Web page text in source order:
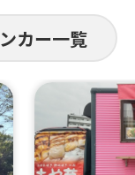
すじ煮込み、
重、はらみ
牛タン串、
にわ黒牛ステ
巻きおにぎり
熟成ハラミ
焼肉丼、大
美人カステラ
0個、チュロ
カー一覧